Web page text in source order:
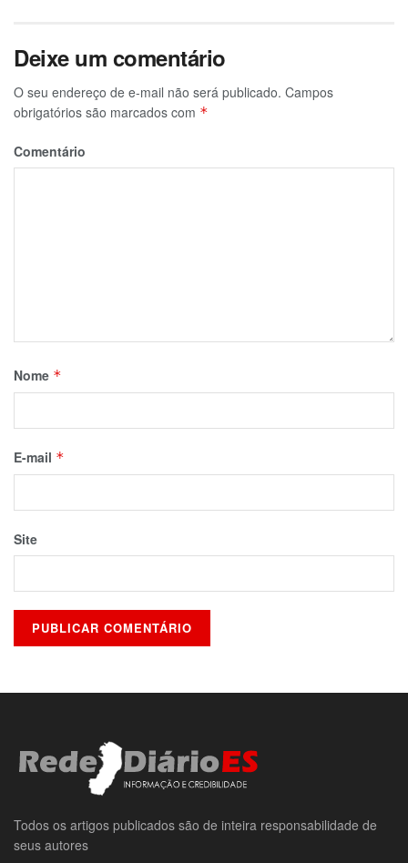
Deixe um comentário
O seu endereço de e-mail não será publicado. Campos
obrigatórios são marcados com *
Comentário
Nome *
E-mail *
Site
Todos os artigos publicados são de inteira responsabilidade de
seus autores